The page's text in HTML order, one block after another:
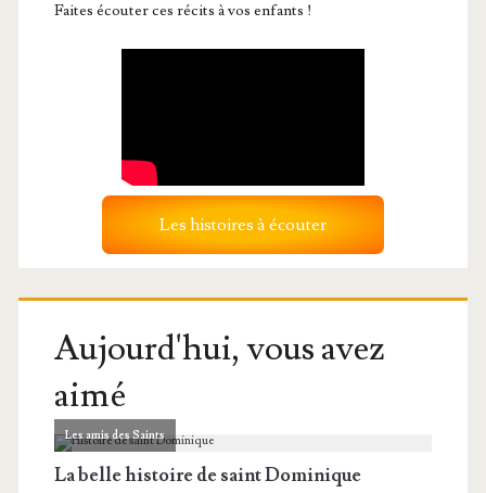
Faites écouter ces récits à vos enfants !
Les histoires à écouter
Aujourd'hui, vous avez
aimé